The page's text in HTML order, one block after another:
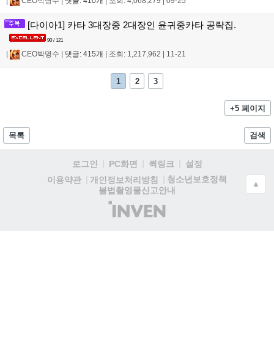
[다이아1] 카타 3대장중 2대장인 윤귀중카타 공략집.
90 / 121
CEO박명수 댓글: 415개 조회: 1,217,962 11-21
1 2 3
+5 페이지
목록 검색
로그인 PC화면 퀵링크
설정
이용약관
개인정보처리방침
청소년보호정책
불법촬영물신고안내
(주)
인
▲